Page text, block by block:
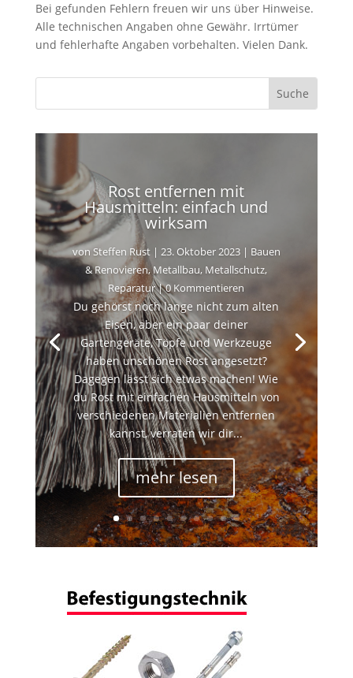
Bei gefunden Fehlern freuen wir uns über Hinweise.
Alle technischen Angaben ohne Gewähr. Irrtümer
und fehlerhafte Angaben vorbehalten. Vielen Dank.
Rost entfernen mit
Hausmitteln: einfach und
wirksam
von Steffen Rust| 23. Oktober 2023| Bauen
& Renovieren,Metallbau, Metallschutz,
Reparatur| 0 Kommentieren
Du gehörst noch lange nicht zum alten
Eisen, aber ein paar deiner
Gartengeräte, Töpfe und Werkzeuge
haben unschönen Rost angesetzt?
Dagegen lässt sich etwas machen! Wie
du Rost mit einfachen Hausmitteln von
verschiedenen Materialien entfernen
kannst, verraten wir dir...
mehr lesen